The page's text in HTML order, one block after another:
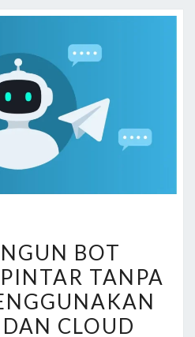
E
M
B
A
BOT
TANPA
CLOUD